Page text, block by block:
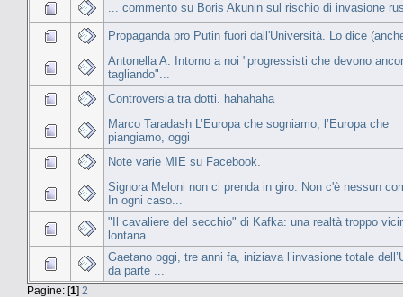
... commento su Boris Akunin sul rischio di invasione
Propaganda pro Putin fuori dall'Università. Lo dice
Antonella A. Intorno a noi "progressisti che devono
tagliando"...
Controversia tra dotti. hahahaha
Marco Taradash L’Europa che sogniamo, l’Europa che
piangiamo, oggi
Note varie MIE su Facebook.
Signora Meloni non ci prenda in giro: Non c'è nessun
In ogni caso...
"Il cavaliere del secchio" di Kafka: una realtà troppo
lontana
Gaetano oggi, tre anni fa, iniziava l’invasione totale
da parte ...
Pagine: [1] 2